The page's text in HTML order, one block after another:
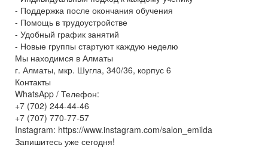
- Поддержка после окончания обучения
- Помощь в трудоустройстве
- Удобный график занятий
- Новые группы стартуют каждую неделю
Мы находимся в Алматы
г. Алматы, мкр. Шугла, 340/36, корпус 6
Контакты
WhatsApp / Телефон:
+7 (702) 244-44-46
+7 (707) 770-77-57
Instagram: https://www.instagram.com/salon_emilda
Запишитесь уже сегодня!